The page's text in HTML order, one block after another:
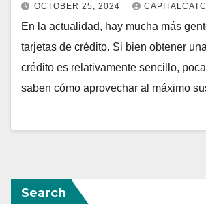
OCTOBER 25, 2024
En la actualidad, hay mucha más
tarjetas de crédito. Si bien obtener
crédito es relativamente sencillo,
saben cómo aprovechar al máximo
Search